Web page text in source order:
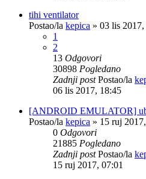
tihi ventilator
Postao/la kepica » 03 lis
1
2
13 Odgovori
30898 Pogledano
Zadnji postPostao/la
06 lis 2017, 18:45
[ANDROID EMULATOR]
Postao/la kepica » 15 ruj
0 Odgovori
21885 Pogledano
Zadnji postPostao/la
15 ruj 2017, 07:01